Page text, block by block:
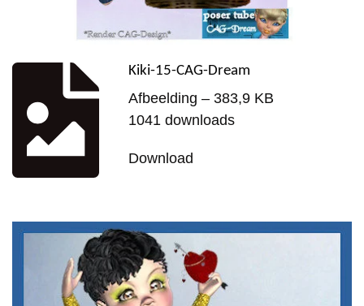
Kiki-15-CAG-Dream
Afbeelding – 383,9 KB
1041 downloads
Download